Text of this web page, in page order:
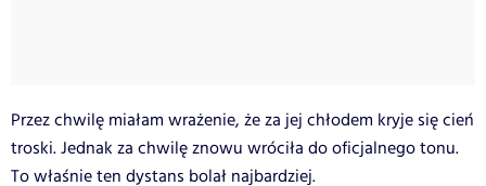
Przez chwilę miałam wrażenie, że za jej chłodem kryje się cień
troski. Jednak za chwilę znowu wróciła do oficjalnego tonu.
To właśnie ten dystans bolał najbardziej.